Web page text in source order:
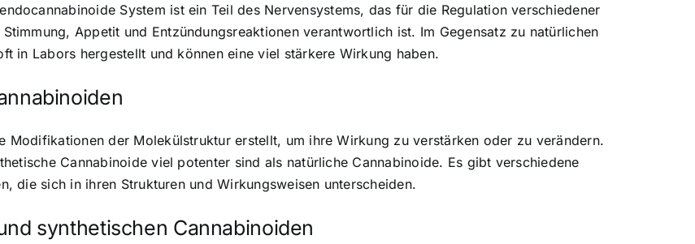
System ist ein Teil des Nervensystems, das für die Regulation verschiedener
Appetit und Entzündungsreaktionen verantwortlich ist. Im Gegensatz zu natürlichen
in Labors hergestellt und können eine viel stärkere Wirkung haben.
Modifikationen der Molekülstruktur erstellt, um ihre Wirkung zu verstärken oder zu verändern.
Cannabinoide viel potenter sind als natürliche Cannabinoide. Es gibt verschiedene
die sich in ihren Strukturen und Wirkungsweisen unterscheiden.
synthetischen Cannabinoiden